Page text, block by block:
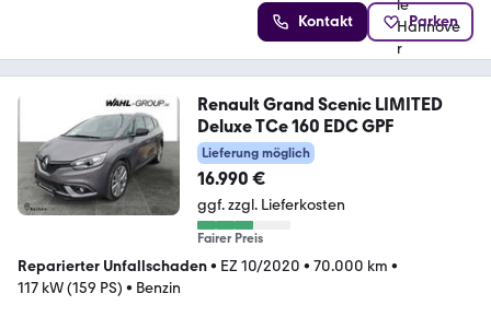
Kontakt Parken
Renault Grand Scenic LIMITED
Deluxe TCe 160 EDC GPF
Lieferung möglich
16.990 €
ggf. zzgl. Lieferkosten
Fairer Preis
Reparierter Unfallschaden• EZ 10/2020 • 70.000 km •
117 kW (159 PS) • Benzin